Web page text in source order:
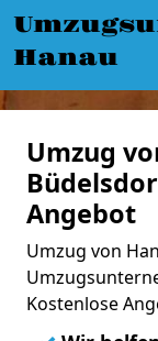
Hanau
Umzug
Angebot
Umzug von
Kostenlose